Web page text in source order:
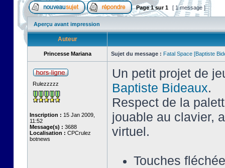
Page1sur1 [ 1 message ]
Aperçu avant impression
Auteur
Princesse Mariana Sujet du message : Fatal Space [Baptiste
Rulezzzzz
Inscription : 15 Jan 2009,
11:52
Message(s) : 3688
Localisation : CPCrulez
botnews
Un petit projet de
Baptiste Bideaux.
Respect de la
jouable au clavier,
virtuel.
Touches